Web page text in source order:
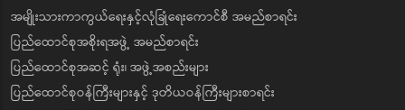
အမျိုးသားကာကွယ်ရေးနှင့်လုံခြုံရေးကောင်စီ အမည်စာရင်း
ပြည်ထောင်စုအစိုးရအဖွဲ့ အမည်စာရင်း
ပြည်ထောင်စုအဆင့် ရုံး၊ အဖွဲ့အစည်းများ
ပြည်ထောင်စုဝန်ကြီးများနှင့် ဒုတိယဝန်ကြီးများစာရင်း